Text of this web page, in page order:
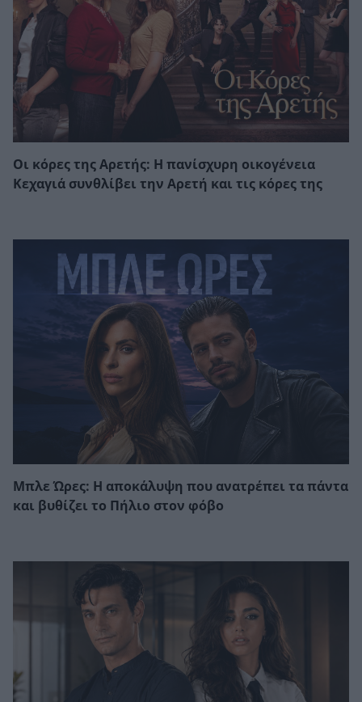
Οι κόρες της Αρετής: Η πανίσχυρη οικογένεια
Κεχαγιά συνθλίβει την Αρετή και τις κόρες της
Μπλε Ώρες: Η αποκάλυψη που ανατρέπει τα πάντα
και βυθίζει το Πήλιο στον φόβο